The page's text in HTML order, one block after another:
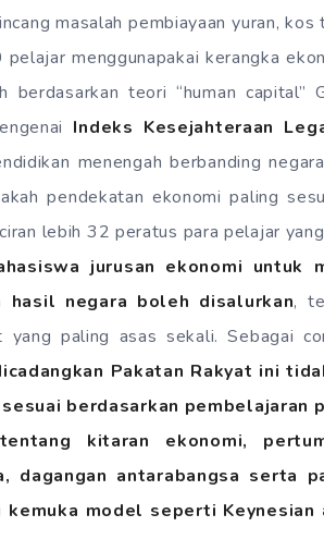
masalah pembiayaan yuran,
menggunapakai kerangka
berdasarkan teori “human capital”
Indeks Kesejahteraan
menengah berbanding
pendekatan ekonomi paling
lebih 32 peratus para pelajar
jurusan ekonomi untuk
hasil negara boleh disalurkan,
paling asas sekali. Sebagai
Pakatan Rakyat ini
berdasarkan pembelajaran
kitaran ekonomi,
dagangan antarabangsa serta
kemuka model seperti